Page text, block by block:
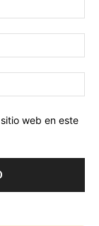
web en este